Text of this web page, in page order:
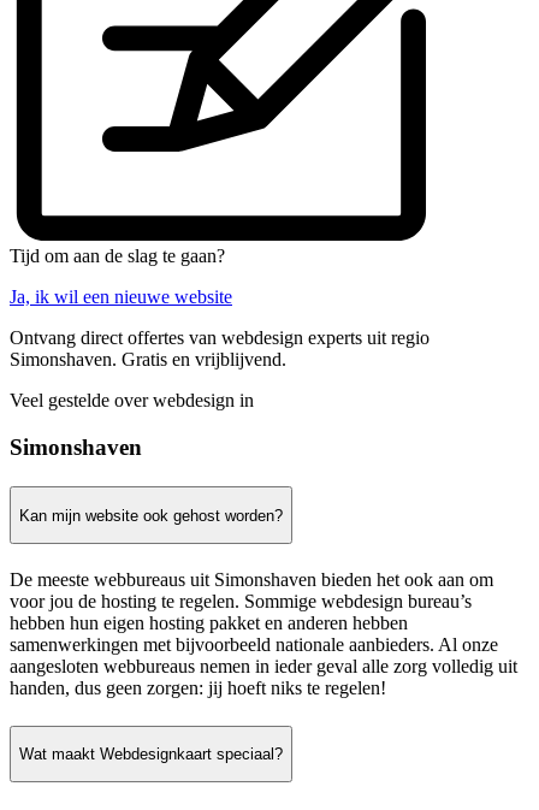
Tijd om aan de slag te gaan?
Ja, ik wil een nieuwe website
Ontvang direct offertes van webdesign experts uit regio
Simonshaven. Gratis en vrijblijvend.
Veel gestelde over webdesign in
Simonshaven
Kan mijn website ook gehost worden?
De meeste webbureaus uit Simonshaven bieden het ook aan om
voor jou de hosting te regelen. Sommige webdesign bureau’s
hebben hun eigen hosting pakket en anderen hebben
samenwerkingen met bijvoorbeeld nationale aanbieders. Al onze
aangesloten webbureaus nemen in ieder geval alle zorg volledig uit
handen, dus geen zorgen: jij hoeft niks te regelen!
Wat maakt Webdesignkaart speciaal?